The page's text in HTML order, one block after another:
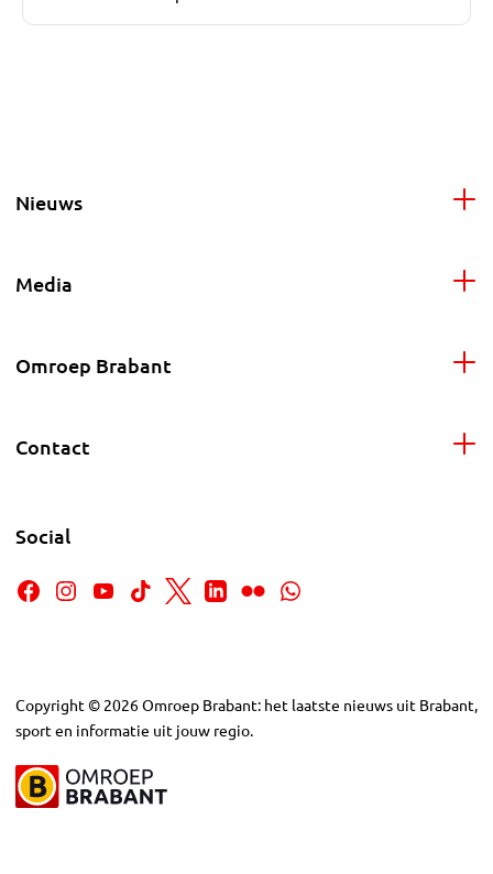
Nieuws
Media
Omroep Brabant
Contact
Social
Copyright © 2026Omroep Brabant: het laatste nieuws uit Brabant,
sport en informatie uit jouw regio.